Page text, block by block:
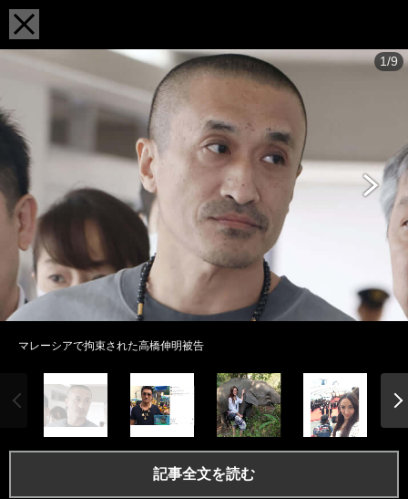
1/9
マレーシアで拘束された高橋伸明被告
記事全文を読む